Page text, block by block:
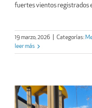
fuertes vientos registrados
19 marzo, 2026 Categorías:
leer más